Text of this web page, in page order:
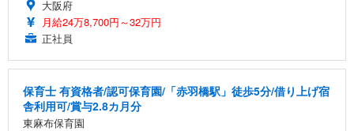
大阪府
月給24万8,700円～32万円
正社員
保育士 有資格者/認可保育園/「赤羽橋駅」徒歩5分/借り上げ宿
舎利用可/賞与2.8カ月分
東麻布保育園